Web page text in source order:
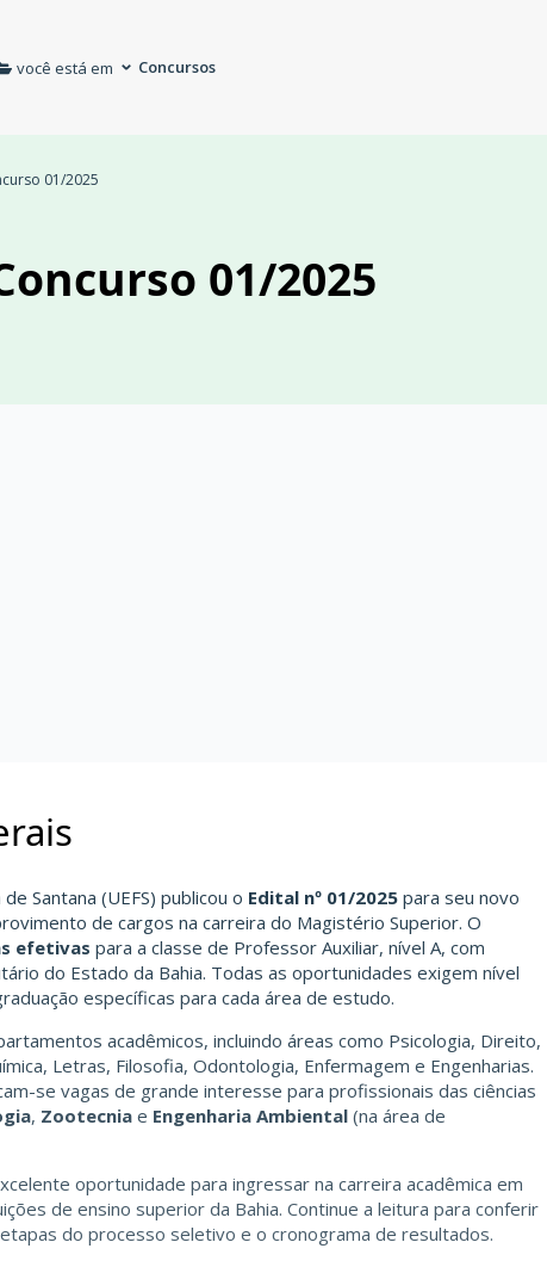
você está em Concursos
01/2025
01/2025
Santana (UEFS) publicou o Edital nº 01/2025 para seu novo
de cargos na carreira do Magistério Superior. O
efetivas para a classe de Professor Auxiliar, nível A, com
do Estado da Bahia. Todas as oportunidades exigem nível
específicas para cada área de estudo.
acadêmicos, incluindo áreas como Psicologia, Direito,
Letras, Filosofia, Odontologia, Enfermagem e Engenharias.
se vagas de grande interesse para profissionais das ciências
, Zootecnia e Engenharia Ambiental (na área de
oportunidade para ingressar na carreira acadêmica em
de ensino superior da Bahia. Continue a leitura para conferir
do processo seletivo e o cronograma de resultados.